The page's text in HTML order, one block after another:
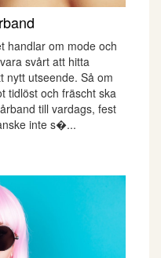
handlar om mode och
svårt att hitta
nytt utseende. Så om
tidlöst och fräscht ska
till vardags, fest
inte s�...